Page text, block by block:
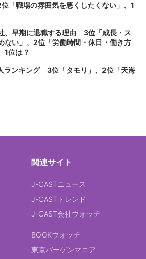
「職場の雰囲気を悪くしたくない」、1
、早期に退職する理由 3位「成長・ス
ない」、2位「労働時間・休日・働き方
1位は？
ランキング 3位「タモリ」、2位「天海
関連サイト
J-CASTニュース
J-CASTトレンド
J-CAST会社ウォッチ
BOOKウォッチ
東京バーゲンマニア